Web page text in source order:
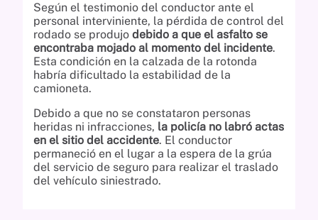
Según el testimonio del conductor ante el
personal interviniente, la pérdida de control del
rodado se produjo debido a que el asfalto se
encontraba mojado al momento del incidente.
Esta condición en la calzada de la rotonda
habría dificultado la estabilidad de la
camioneta.
Debido a que no se constataron personas
heridas ni infracciones, la policía no labró actas
en el sitio del accidente. El conductor
permaneció en el lugar a la espera de la grúa
del servicio de seguro para realizar el traslado
del vehículo siniestrado.